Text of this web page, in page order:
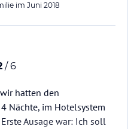
im Juni 2018
/ 6
hatten den
Nächte, im Hotelsystem
Ausage war: Ich soll